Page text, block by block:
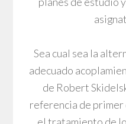
Sea cual sea la
adecuado
de Robert
referencia de primer